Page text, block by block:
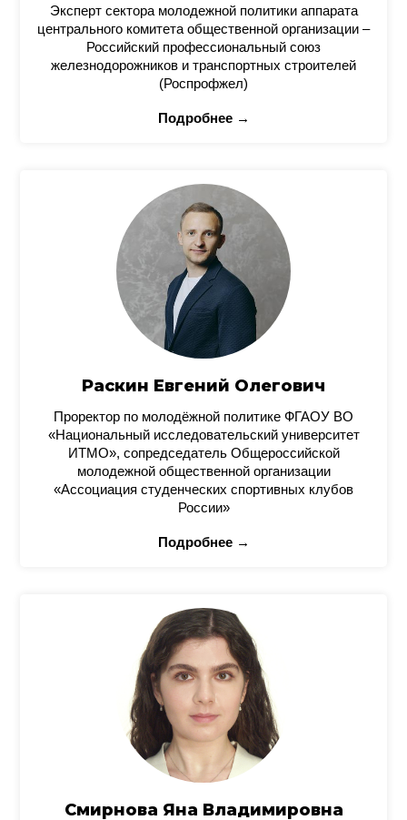
Эксперт сектора молодежной политики аппарата
центрального комитета общественной организации –
Российский профессиональный союз
железнодорожников и транспортных строителей
(Роспрофжел)
Подробнее →
Раскин Евгений Олегович
Проректор по молодёжной политике ФГАОУ ВО
«Национальный исследовательский университет
ИТМО», сопредседатель Общероссийской
молодежной общественной организации
«Ассоциация студенческих спортивных клубов
России»
Подробнее →
Смирнова Яна Владимировна